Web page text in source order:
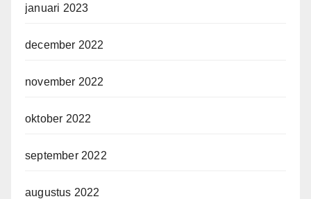
januari 2023
december 2022
november 2022
oktober 2022
september 2022
augustus 2022